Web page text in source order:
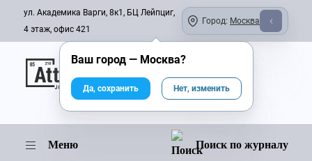
ул. Академика Варги, 8к1, БЦ Лейпциг,
4 этаж, офис 421
Город: Москва
Онлайн-журнал
Меню Поиск по журналу
Ваш город — Москва?
Да, сохранить Нет, изменить